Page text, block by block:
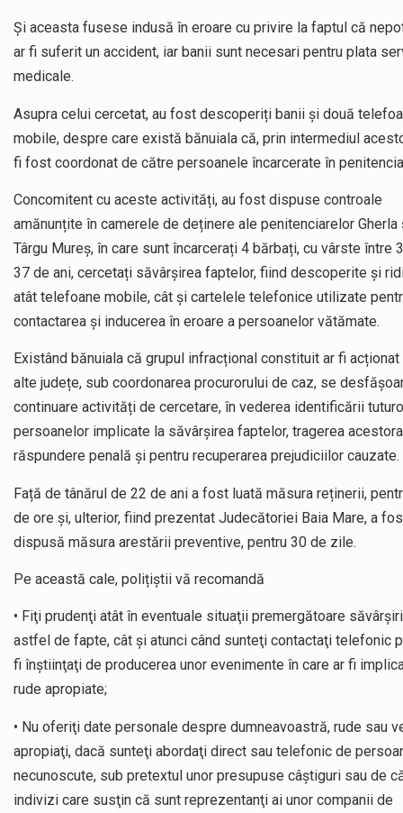
Și aceasta fusese indusă în eroare cu privire la faptul că
ar fi suferit un accident, iar banii sunt necesari pentru plata
medicale.
Asupra celui cercetat, au fost descoperiți banii și două
mobile, despre care există bănuiala că, prin intermediul
fi fost coordonat de către persoanele încarcerate în
Concomitent cu aceste activități, au fost dispuse controale
amănunțite în camerele de deținere ale penitenciarelor Gherla
Târgu Mureș, în care sunt încarcerați 4 bărbați, cu vârste între
37 de ani, cercetați săvârșirea faptelor, fiind descoperite și
atât telefoane mobile, cât și cartelele telefonice utilizate
contactarea și inducerea în eroare a persoanelor vătămate.
Existând bănuiala că grupul infracțional constituit ar fi acționat
alte județe, sub coordonarea procurorului de caz, se
continuare activități de cercetare, în vederea identificării
persoanelor implicate la săvârșirea faptelor, tragerea
răspundere penală și pentru recuperarea prejudiciilor cauzate.
Față de tânărul de 22 de ani a fost luată măsura reținerii,
de ore și, ulterior, fiind prezentat Judecătoriei Baia Mare, a
dispusă măsura arestării preventive, pentru 30 de zile.
Pe această cale, polițiștii vă recomandă
• Fiţi prudenţi atât în eventuale situaţii premergătoare
astfel de fapte, cât şi atunci când sunteţi contactaţi telefonic
fi înştiinţaţi de producerea unor evenimente în care ar fi
rude apropiate;
• Nu oferiţi date personale despre dumneavoastră, rude sau
apropiaţi, dacă sunteţi abordaţi direct sau telefonic de
necunoscute, sub pretextul unor presupuse câştiguri sau de
indivizi care susţin că sunt reprezentanţi ai unor companii de